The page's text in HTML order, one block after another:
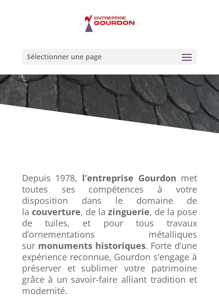
Sélectionner une page
Depuis 1978, l’entreprise Gourdon met
toutes ses compétences à votre
disposition dans le domaine de
la couverture, de lazinguerie, de la pose
de tuiles, et pour tous travaux
d’ornementations métalliques
sur monuments historiques. Forte d’une
expérience reconnue, Gourdon s’engage à
préserver et sublimer votre patrimoine
grâce à un savoir-faire alliant tradition et
modernité.